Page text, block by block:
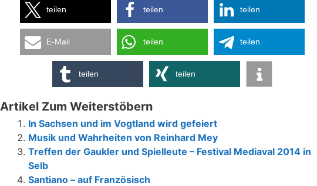
teilen teilen teilen
E-Mail teilen teilen
teilen teilen
Artikel Zum Weiterstöbern
In Sachsen und im Vogtland wird gefeiert
Musik und Wahrheiten von Reinhard Mey
Treffen der Gaukler und Spielleute – Festival Mediaval 2014 in
Selb
Santiano – auf Französisch